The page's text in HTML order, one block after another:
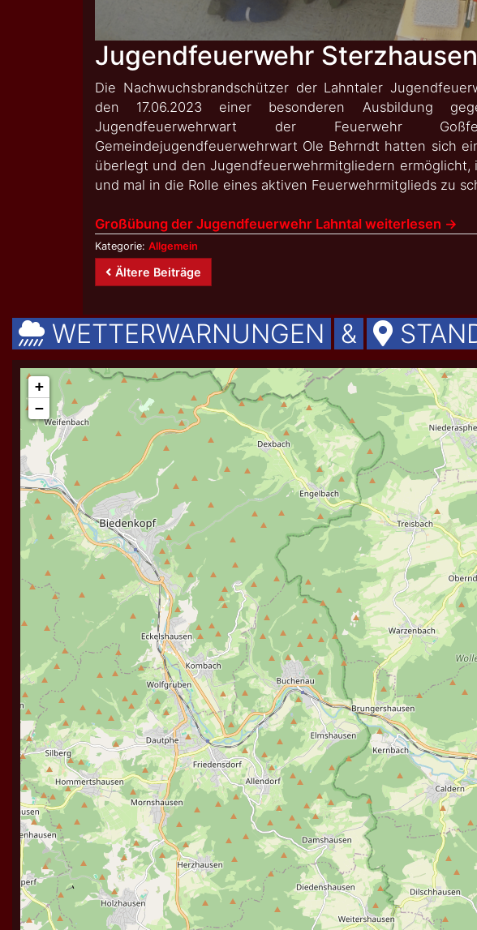
Jugendfeuerwehr
Die Nachwuchsbrandschützer der Lahntaler
den 17.06.2023 einer besonderen Ausbildung
Jugendfeuerwehrwart der Feuerwehr
Gemeindejugendfeuerwehrwart Ole Behrndt hatten sich
überlegt und den Jugendfeuerwehrmitgliedern ermöglicht,
und mal in die Rolle eines aktiven Feuerwehrmitglieds zu
Großübung der Jugendfeuerwehr Lahntal weiterlesen →
Kategorie: Allgemein
Beitragsnavigation
Ältere Beiträge
WETTERWARNUNGEN &